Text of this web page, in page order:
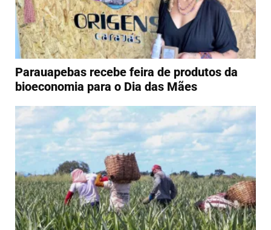
Parauapebas recebe feira de produtos da
bioeconomia para o Dia das Mães